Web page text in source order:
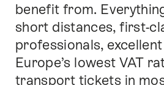
anclaje
en
esta
página.
benefit from.
short distances, first-
professionals,
Europe’s lowest VAT
transport tickets in